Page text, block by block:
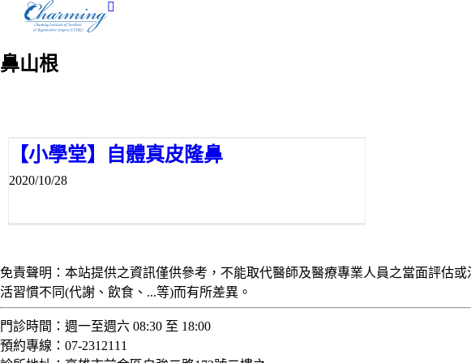
content
鼻山根
【小學堂】自體真皮隆鼻
2020/10/28
免責聲明：本站提供之資訊僅供參考，不能取代醫師及醫療專業人員之當面評估
活習慣不同(代謝、飲食、...等)而有所差異。
門診時間：週一至週六 08:30 至 18:00
預約專線：07-2312111